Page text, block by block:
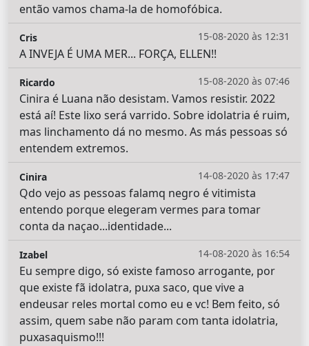
então vamos chama-la de homofóbica.
15-08-2020 às 12:31
Cris
A INVEJA É UMA MER... FORÇA, ELLEN!!
15-08-2020 às 07:46
Ricardo
Cinira é Luana não desistam. Vamos resistir. 2022
está aí! Este lixo será varrido. Sobre idolatria é ruim,
mas linchamento dá no mesmo. As más pessoas só
entendem extremos.
14-08-2020 às 17:47
Cinira
Qdo vejo as pessoas falamq negro é vitimista
entendo porque elegeram vermes para tomar
conta da naçao...identidade...
14-08-2020 às 16:54
Izabel
Eu sempre digo, só existe famoso arrogante, por
que existe fã idolatra, puxa saco, que vive a
endeusar reles mortal como eu e vc! Bem feito, só
assim, quem sabe não param com tanta idolatria,
puxasaquismo!!!